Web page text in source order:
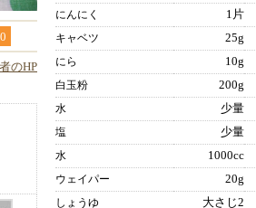
0
のHP
にんにく 1片
キャベツ 25g
にら 10g
白玉粉 200g
水 少量
塩 少量
水 1000cc
ウェイパー 20g
しょうゆ 大さじ2